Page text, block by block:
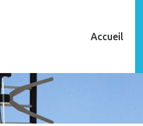
Accueil